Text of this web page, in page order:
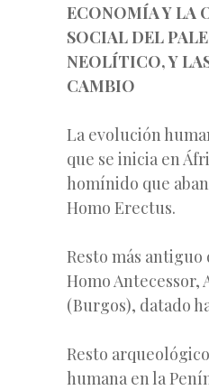
ECONOMÍA Y LA
SOCIAL DEL
NEOLÍTICO, Y
CAMBIO
La evolución
que se inicia en
homínido que
Homo Erectus.
Resto más antiguo
Homo Antecessor,
(Burgos), datado
Resto
humana en la